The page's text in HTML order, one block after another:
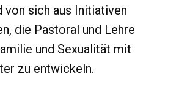
von sich aus Initiativen
die Pastoral und Lehre
und Sexualität mit
zu entwickeln.